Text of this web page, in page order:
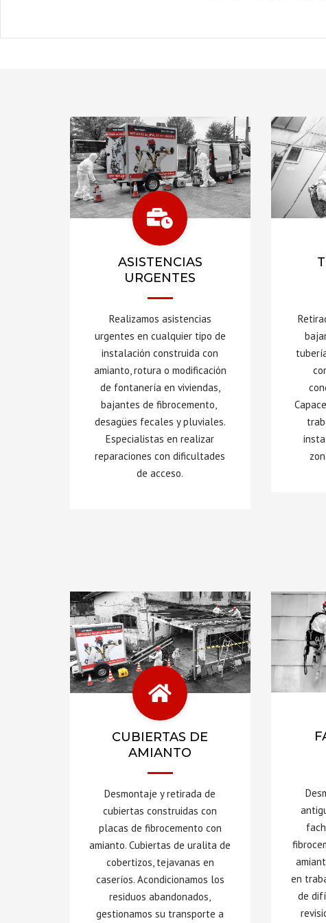
ASISTENCIAS
URGENTES
Realizamos asistencias
urgentes en cualquier tipo de
instalación construida con
amianto, rotura o modificación
de fontanería en viviendas,
bajantes de fibrocemento,
desagües fecales y pluviales.
Especialistas en realizar
reparaciones con dificultades
de acceso.
CUBIERTAS DE
AMIANTO
Desmontaje y retirada de
cubiertas construidas con
placas de fibrocemento con
amianto. Cubiertas de uralita de
cobertizos, tejavanas en
caseríos. Acondicionamos los
residuos abandonados,
gestionamos su transporte a
en
de